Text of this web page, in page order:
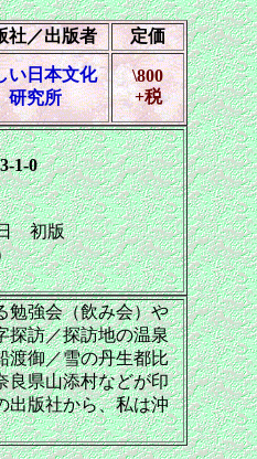
社／出版者 定価
い日本文化
研究所
\800
+税
1-0
初版
強会（飲み会）や
探訪／探訪地の温泉
渡御／雪の丹生都比
良県山添村などが印
出版社から、私は沖